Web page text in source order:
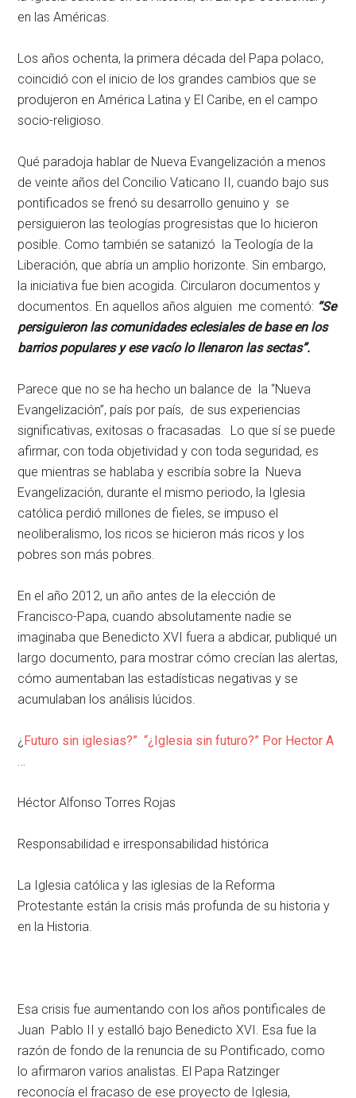
en las Américas.
Los años ochenta, la primera década del Papa polaco,
coincidió con el inicio de los grandes cambios que se
produjeron en América Latina y El Caribe, en el campo
socio-religioso.
Qué paradoja hablar de Nueva Evangelización a menos
de veinte años del Concilio Vaticano II, cuando bajo sus
pontificados se frenó su desarrollo genuino y se
persiguieron las teologías progresistas que lo hicieron
posible. Como también se satanizó la Teología de la
Liberación, que abría un amplio horizonte. Sin embargo,
la iniciativa fue bien acogida. Circularon documentos y
documentos. En aquellos años alguien me comentó: “Se
persiguieron las comunidades eclesiales de base en los
barrios populares y ese vacío lo llenaron las sectas”.
Parece que no se ha hecho un balance de la “Nueva
Evangelización”, país por país, de sus experiencias
significativas, exitosas o fracasadas. Lo que sí se puede
afirmar, con toda objetividad y con toda seguridad, es
que mientras se hablaba y escribía sobre la Nueva
Evangelización, durante el mismo periodo, la Iglesia
católica perdió millones de fieles, se impuso el
neoliberalismo, los ricos se hicieron más ricos y los
pobres son más pobres.
En el año 2012, un año antes de la elección de
Francisco-Papa, cuando absolutamente nadie se
imaginaba que Benedicto XVI fuera a abdicar, publiqué un
largo documento, para mostrar cómo crecían las alertas,
cómo aumentaban las estadísticas negativas y se
acumulaban los análisis lúcidos.
¿ Futuro sin iglesias?” “¿Iglesia sin futuro?” Por Hector A
…
Héctor Alfonso Torres Rojas
Responsabilidad e irresponsabilidad histórica
La Iglesia católica y las iglesias de la Reforma
Protestante están la crisis más profunda de su historia y
en la Historia.
Esa crisis fue aumentando con los años pontificales de
Juan Pablo II y estalló bajo Benedicto XVI. Esa fue la
razón de fondo de la renuncia de su Pontificado, como
lo afirmaron varios analistas. El Papa Ratzinger
reconocía el fracaso de ese proyecto de Iglesia,